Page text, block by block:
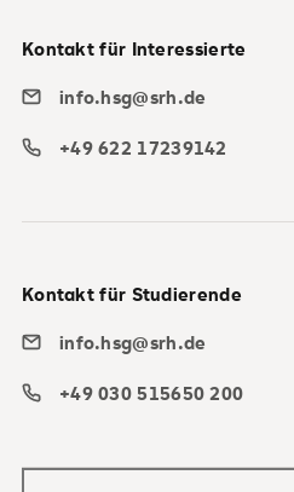
Kontakt für Interessierte
info.hsg@srh.de
+49 622 17239142
Kontakt für Studierende
info.hsg@srh.de
+49 030 515650 200